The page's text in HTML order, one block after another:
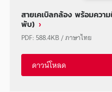
สายเคเบิลกล้อง พร้อมคว
พับ)
PDF: 588.4KB/ภาษาไทย
ดาวน์โหลด